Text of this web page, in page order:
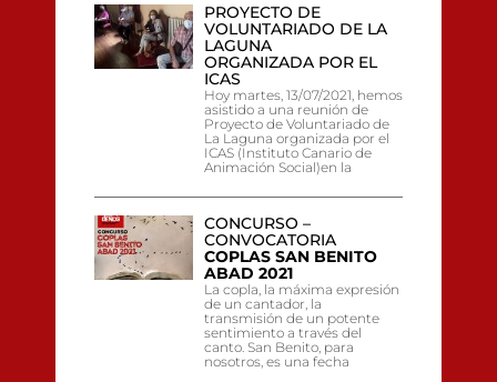
PROYECTO DE
VOLUNTARIADO DE LA
LAGUNA
ORGANIZADA POR EL
ICAS
Hoy martes, 13/07/2021, hemos
asistido a una reunión de
Proyecto de Voluntariado de
La Laguna organizada por el
ICAS (Instituto Canario de
Animación Social)en la
CONCURSO –
CONVOCATORIA
COPLAS SAN BENITO
ABAD 2021
La copla, la máxima expresión
de un cantador, la
transmisión de un potente
sentimiento a través del
canto. San Benito, para
nosotros, es una fecha